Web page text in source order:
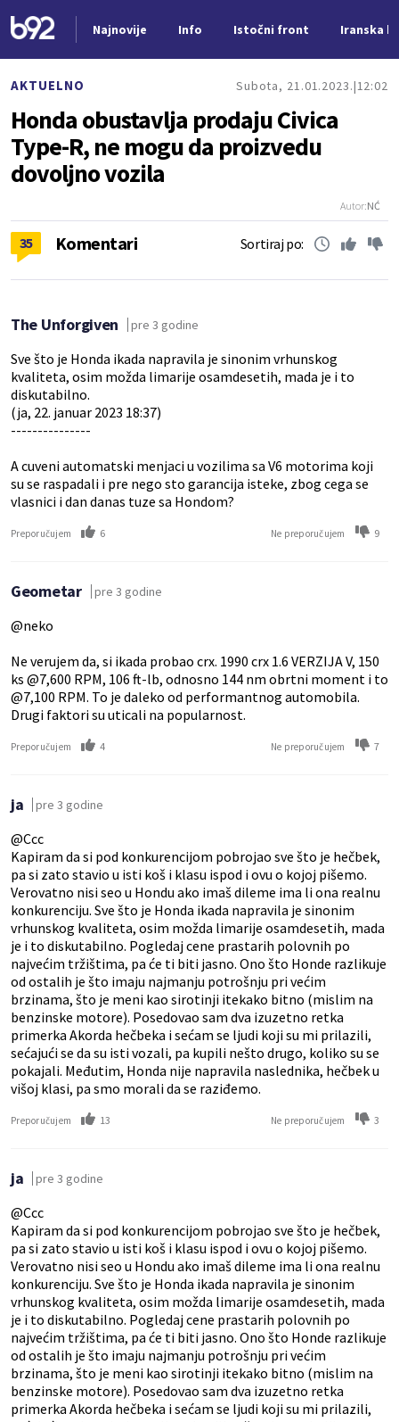
Najnovije Info Istočni front Iranska
AKTUELNO Subota, 21.01.2023. 12:02
Honda obustavlja prodaju Civica
Type-R, ne mogu da proizvedu
dovoljno vozila
Autor:NĆ
35 Komentari Sortiraj po:
The Unforgiven pre 3 godine
Sve što je Honda ikada napravila je sinonim vrhunskog
kvaliteta, osim možda limarije osamdesetih, mada je i to
diskutabilno.
(ja, 22. januar 2023 18:37)
---------------
A cuveni automatski menjaci u vozilima sa V6 motorima koji
su se raspadali i pre nego sto garancija isteke, zbog cega se
vlasnici i dan danas tuze sa Hondom?
Preporučujem 6 Ne preporučujem 9
Geometar pre 3 godine
@neko
Ne verujem da, si ikada probao crx. 1990 crx 1.6 VERZIJA V, 150
ks @7,600 RPM, 106 ft-lb, odnosno 144 nm obrtni moment i to
@7,100 RPM. To je daleko od performantnog automobila.
Drugi faktori su uticali na popularnost.
Preporučujem 4 Ne preporučujem 7
ja pre 3 godine
@Ccc
Kapiram da si pod konkurencijom pobrojao sve što je hečbek,
pa si zato stavio u isti koš i klasu ispod i ovu o kojoj pišemo.
Verovatno nisi seo u Hondu ako imaš dileme ima li ona realnu
konkurenciju. Sve što je Honda ikada napravila je sinonim
vrhunskog kvaliteta, osim možda limarije osamdesetih, mada
je i to diskutabilno. Pogledaj cene prastarih polovnih po
najvećim tržištima, pa će ti biti jasno. Ono što Honde razlikuje
od ostalih je što imaju najmanju potrošnju pri većim
brzinama, što je meni kao sirotinji itekako bitno (mislim na
benzinske motore). Posedovao sam dva izuzetno retka
primerka Akorda hečbeka i sećam se ljudi koji su mi prilazili,
sećajući se da su isti vozali, pa kupili nešto drugo, koliko su se
pokajali. Međutim, Honda nije napravila naslednika, hečbek u
višoj klasi, pa smo morali da se raziđemo.
Preporučujem 13 Ne preporučujem 3
ja pre 3 godine
@Ccc
Kapiram da si pod konkurencijom pobrojao sve što je hečbek,
pa si zato stavio u isti koš i klasu ispod i ovu o kojoj pišemo.
Verovatno nisi seo u Hondu ako imaš dileme ima li ona realnu
konkurenciju. Sve što je Honda ikada napravila je sinonim
vrhunskog kvaliteta, osim možda limarije osamdesetih, mada
je i to diskutabilno. Pogledaj cene prastarih polovnih po
najvećim tržištima, pa će ti biti jasno. Ono što Honde razlikuje
od ostalih je što imaju najmanju potrošnju pri većim
brzinama, što je meni kao sirotinji itekako bitno (mislim na
benzinske motore). Posedovao sam dva izuzetno retka
primerka Akorda hečbeka i sećam se ljudi koji su mi prilazili,